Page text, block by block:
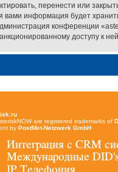
перенести или
вами информация будет
конференции
доступу к
are registered trademarks of
by PostMet-Netzwerk GmbH